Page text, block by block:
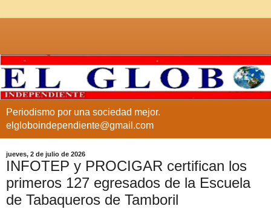
Periodismo por una sociedad mejor.
elgloboindependiente@gmail.com
jueves, 2 de julio de 2026
INFOTEP y PROCIGAR certifican los
primeros 127 egresados de la Escuela
de Tabaqueros de Tamboril